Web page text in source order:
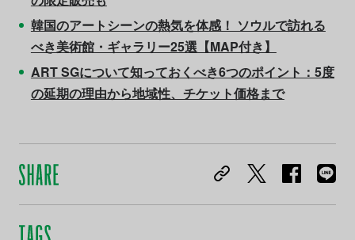
韓国のアートシーンの熱気を体感！ ソウルで訪れる
べき美術館・ギャラリー25選【MAP付き】
ART SGについて知っておくべき6つのポイント：5度
の延期の理由から地域性、チケット価格まで